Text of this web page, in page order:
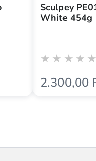
Sculpey
White 454g
2.300,00